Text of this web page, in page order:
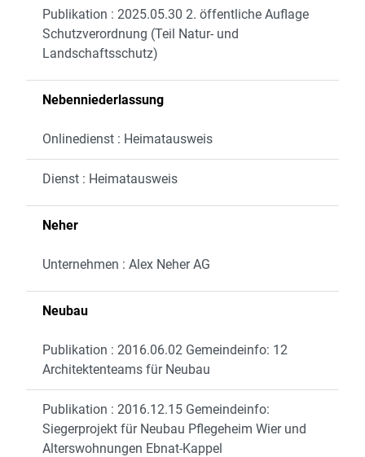
Publikation : 2025.05.30 2. öffentliche Auflage
Schutzverordnung (Teil Natur- und
Landschaftsschutz)
Nebenniederlassung
Onlinedienst : Heimatausweis
Dienst : Heimatausweis
Neher
Unternehmen : Alex Neher AG
Neubau
Publikation : 2016.06.02 Gemeindeinfo: 12
Architektenteams für Neubau
Publikation : 2016.12.15 Gemeindeinfo:
Siegerprojekt für Neubau Pflegeheim Wier und
Alterswohnungen Ebnat-Kappel